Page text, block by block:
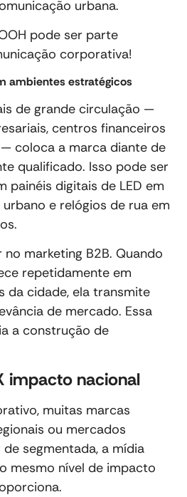
urbana.
pode ser parte
corporativa!
ambientes estratégicos
de grande circulação —
centros financeiros
coloca a marca diante de
qualificado. Isso pode ser
painéis digitais de LED em
e relógios de rua em
marketing B2B. Quando
repetidamente em
da cidade, ela transmite
de mercado. Essa
a construção de
impacto nacional
muitas marcas
ou mercados
segmentada, a mídia
mesmo nível de impacto